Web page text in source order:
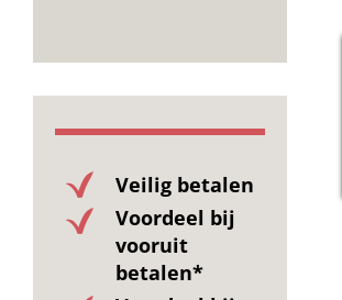
Veilig betalen
Voordeel bij
vooruit
betalen*